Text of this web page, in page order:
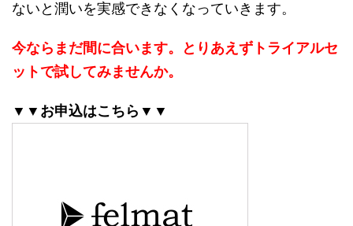
ないと潤いを実感できなくなっていきます。
今ならまだ間に合います。とりあえずトライアルセ
ットで試してみませんか。
▼▼お申込はこちら▼▼